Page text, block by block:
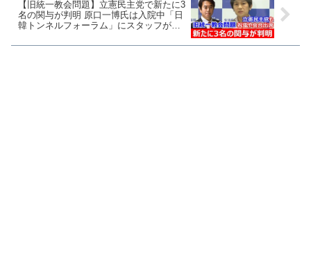
【旧統一教会問題】立憲民主党で新たに3
名の関与が判明 原口一博氏は入院中「日
韓トンネルフォーラム」にスタッフが誤